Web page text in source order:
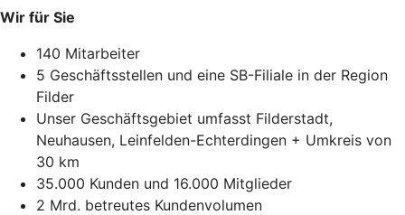
Wir für Sie
140 Mitarbeiter
5 Geschäftsstellen und eine SB-Filiale in der Region
Filder
Unser Geschäftsgebiet umfasst Filderstadt,
Neuhausen, Leinfelden-Echterdingen + Umkreis von
30 km
35.000 Kunden und 16.000 Mitglieder
2 Mrd. betreutes Kundenvolumen